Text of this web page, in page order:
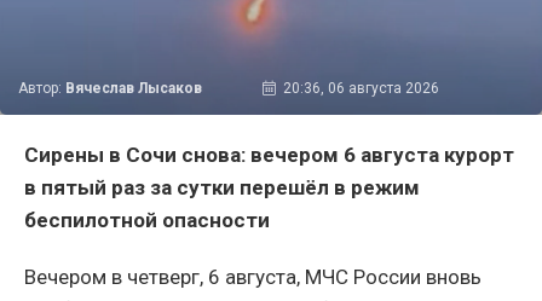
Автор: Вячеслав Лысаков 20:36, 06 августа 2026
Сирены в Сочи снова: вечером 6 августа курорт
в пятый раз за сутки перешёл в режим
беспилотной опасности
Вечером в четверг, 6 августа, МЧС России вновь